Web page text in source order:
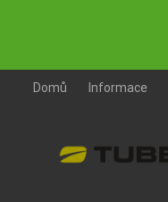
Domů Informace